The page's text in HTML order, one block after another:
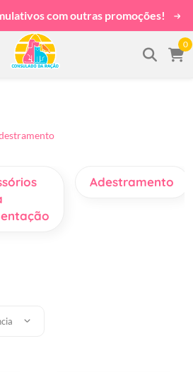
com outras promoções!
0
Adestramento